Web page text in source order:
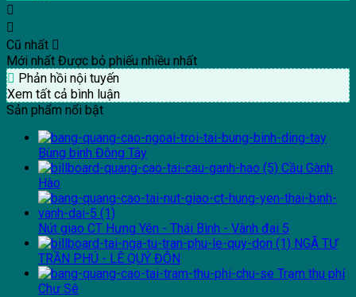
Cũ nhất
Mới nhất Được bỏ phiếu nhiều nhất
Phản hồi nội tuyến
Xem tất cả bình luận
Sản phẩm nổi bật
Bùng binh Đông Tây
Cầu Gành
Hào
Nút giao CT Hưng Yên - Thái Bình - Vành đai 5
NGÃ TƯ
TRẦN PHÚ - LÊ QUÝ ĐÔN
Trạm thu phí
Chư Sê